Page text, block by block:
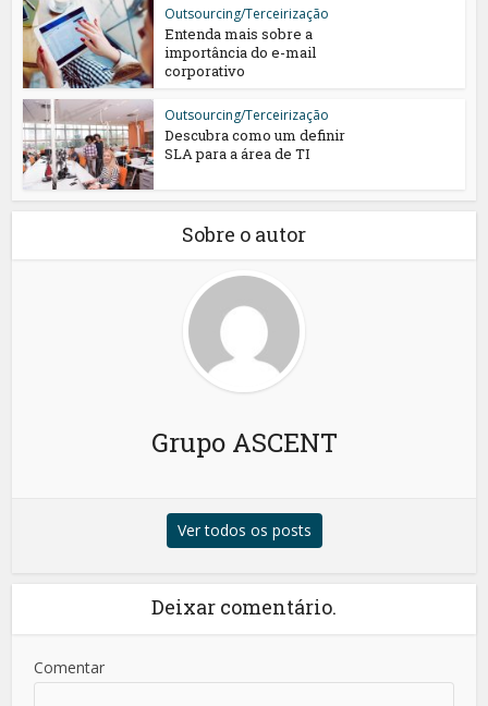
Outsourcing/Terceirização
Entenda mais sobre a
importância do e-mail
corporativo
Outsourcing/Terceirização
Descubra como um definir
SLA para a área de TI
Sobre o autor
Grupo ASCENT
Ver todos os posts
Deixar comentário.
Comentar